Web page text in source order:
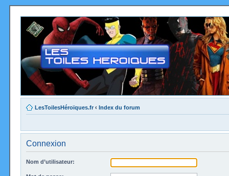
LesToilesHéroïques.fr ‹ Index du forum
Connexion
Nom d’utilisateur: